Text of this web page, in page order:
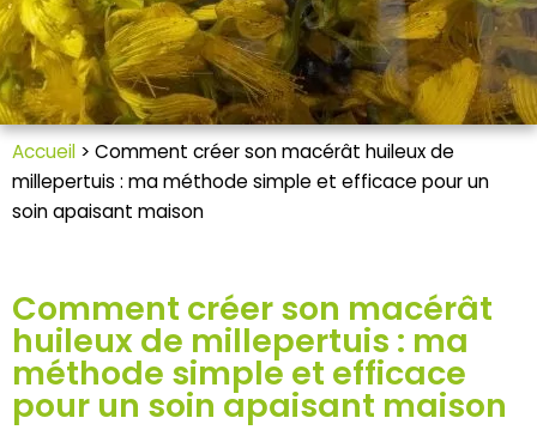
Accueil > Comment créer son macérât huileux de
millepertuis : ma méthode simple et efficace pour un
soin apaisant maison
Comment créer son macérât
huileux de millepertuis : ma
méthode simple et efficace
pour un soin apaisant maison